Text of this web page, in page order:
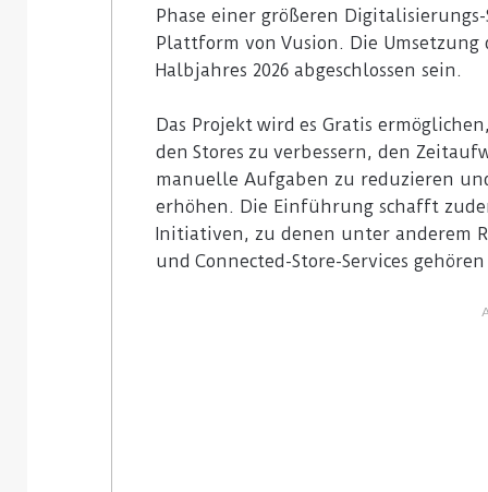
Phase einer größeren
Plattform von Vusion. Die
Halbjahres 2026 abgeschlossen sein.
Das Projekt wird es Gratis
den Stores zu verbessern, den
manuelle Aufgaben zu reduzieren
erhöhen. Die Einführung schafft
Initiativen, zu denen unter anderem
und Connected-Store-Services